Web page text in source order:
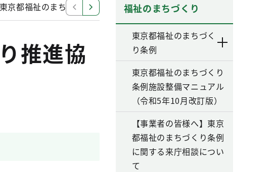
京都福祉のまちづくり推進協議会 第5回専門部会
推進協
福祉のまちづくり
東京都福祉のまちづく
り条例
東京都福祉のまちづくり
条例施設整備マニュアル
（令和5年10月改訂版）
【事業者の皆様へ】東京
都福祉のまちづくり条例
に関する来庁相談につい
て